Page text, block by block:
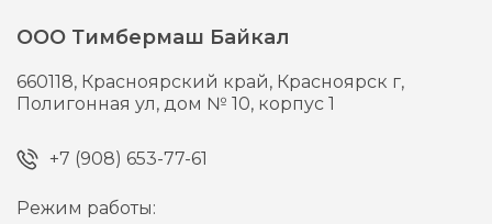
ООО Тимбермаш Байкал
660118, Красноярский край, Красноярск г,
Полигонная ул, дом № 10, корпус 1
+7 (908) 653-77-61
Режим работы: